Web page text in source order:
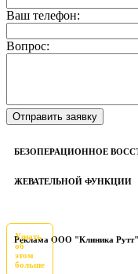
Ваш телефон:
Вопрос:
БЕЗОПЕРАЦИОННОЕ
ЖЕВАТЕЛЬНОЙ ФУНКЦИИ
Реклама ООО "Клиника
Узнать
об
этом
больше